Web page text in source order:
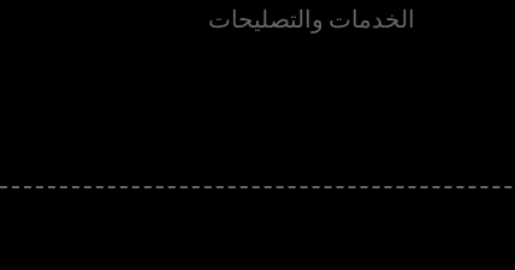
الخدمات والتصليحات